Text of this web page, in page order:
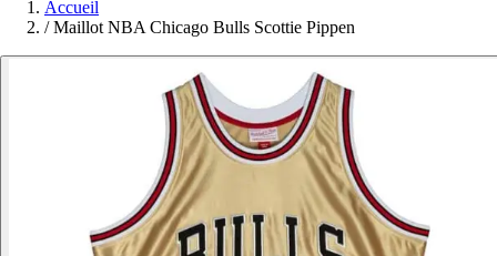
Accueil
/ Maillot NBA Chicago Bulls Scottie Pippen